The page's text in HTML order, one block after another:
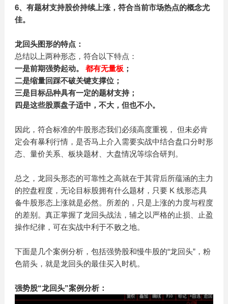
6、有题材支持股价持续上涨，符合当前市场热点的概念尤
佳。
龙回头图形的特点：
总结以上两种形态，符合以下特点：
一是前期强势起动。 都有无量板 ；
二是缩量回踩不破关键支撑位；
三是目标品种具有一定的题材支持；
四是这些股票盘子适中，不大，但也不小。
因此，符合标准的牛股形态我们必须高度重视， 但未必肯
定会有暴利行情，是否马上介入需要实战中结合盘口分时形
态、量价关系、板块题材、大盘情况等综合研判。
总之，龙回头形态的可靠性之高就在于其背后所蕴涵的主力
的控盘程度，无论目标股拥有什么题材，只要 K 线形态具
备牛股形态上涨就是必然。所差的，只是上涨的力度与程度
的差别。真正掌握了龙回头战法，辅之以严格的止损、止盈
操作纪律，可在实战中利于不败之地。
下面是几个案例分析，包括强势股和慢牛股的“龙回头”，粉
色箭头，就是龙回头的最佳买入时机。
强势股“龙回头”案例分析：